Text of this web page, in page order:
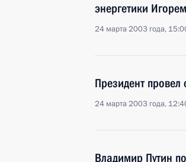
энергетики
24 марта 2003 года,
Президент
24 марта 2003 года,
Владимир Путин